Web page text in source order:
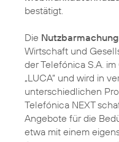
bestätigt.
Die
Wirtschaft und
der Telefónica S.A.
„LUCA“ und wird in
unterschiedlichen
Telefónica NEXT
Angebote für die
etwa mit einem